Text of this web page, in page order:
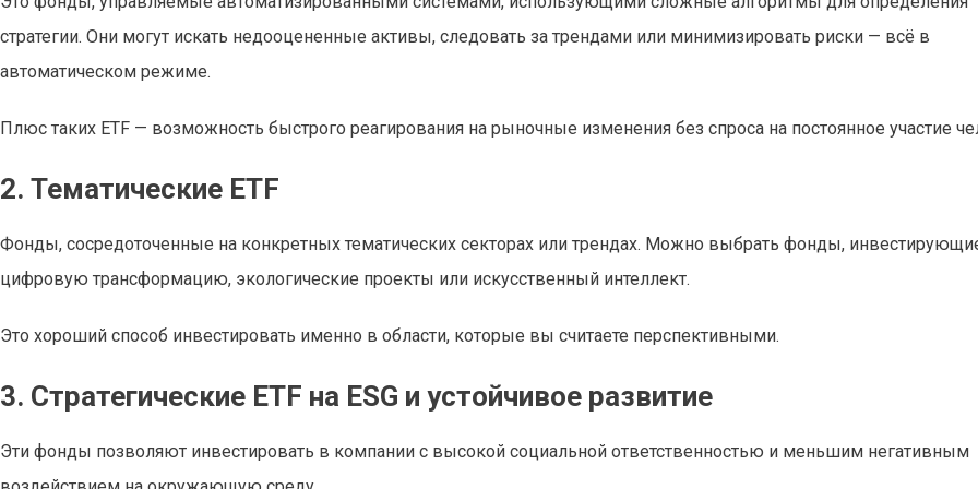
стратегии. Они могут искать недооцененные активы, следовать за трендами или минимизировать риски — всё в
автоматическом режиме.
Плюс таких ETF — возможность быстрого реагирования на рыночные изменения без спроса на постоянное участие
2. Тематические ETF
Фонды, сосредоточенные на конкретных тематических секторах или трендах. Можно выбрать фонды,
цифровую трансформацию, экологические проекты или искусственный интеллект.
Это хороший способ инвестировать именно в области, которые вы считаете перспективными.
3. Стратегические ETF на ESG и устойчивое развитие
Эти фонды позволяют инвестировать в компании с высокой социальной ответственностью и меньшим негативным